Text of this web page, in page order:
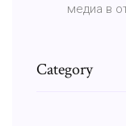
медиа в
Category